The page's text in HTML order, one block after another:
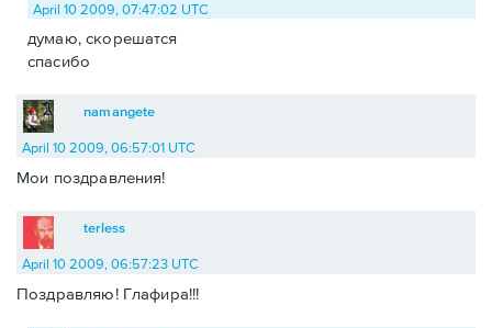
April 10 2009, 07:47:02 UTC
думаю, скорешатся
спасибо
namangete
April 10 2009, 06:57:01 UTC
Мои поздравления!
terless
April 10 2009, 06:57:23 UTC
Поздравляю! Глафира!!!